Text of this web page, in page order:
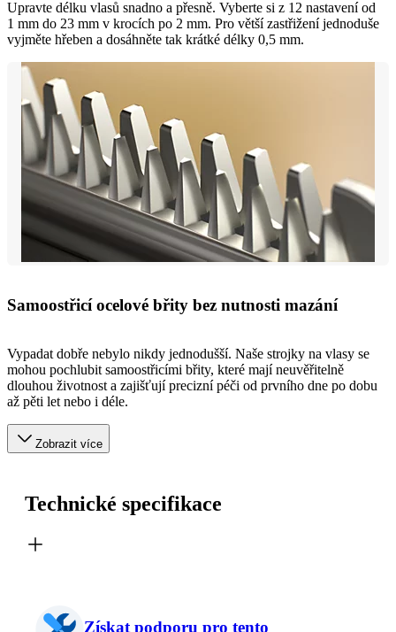
Upravte délku vlasů snadno a přesně. Vyberte si z 12 nastavení od
1 mm do 23 mm v krocích po 2 mm. Pro větší zastřižení jednoduše
vyjměte hřeben a dosáhněte tak krátké délky 0,5 mm.
Samoostřicí ocelové břity bez nutnosti mazání
Vypadat dobře nebylo nikdy jednodušší. Naše strojky na vlasy se
mohou pochlubit samoostřicími břity, které mají neuvěřitelně
dlouhou životnost a zajišťují precizní péči od prvního dne po dobu
až pěti let nebo i déle.
Zobrazit více
Technické specifikace
Získat podporu pro tento